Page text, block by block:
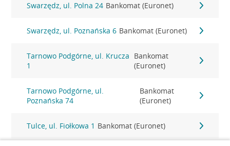
Swarzędz, ul. Polna 24 Bankomat (Euronet)
Swarzędz, ul. Poznańska 6 Bankomat (Euronet)
Tarnowo Podgórne, ul. Krucza
1
Bankomat
(Euronet)
Tarnowo Podgórne, ul.
Poznańska 74
Bankomat
(Euronet)
Tulce, ul. Fiołkowa 1 Bankomat (Euronet)